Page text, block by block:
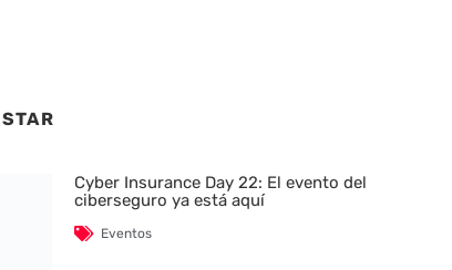
Cyber Insurance Day 22: El evento del
ciberseguro ya está aquí
Eventos